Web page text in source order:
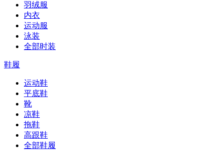
羽绒服
内衣
运动服
泳装
全部时装
鞋履
运动鞋
平底鞋
靴
凉鞋
拖鞋
高跟鞋
全部鞋履